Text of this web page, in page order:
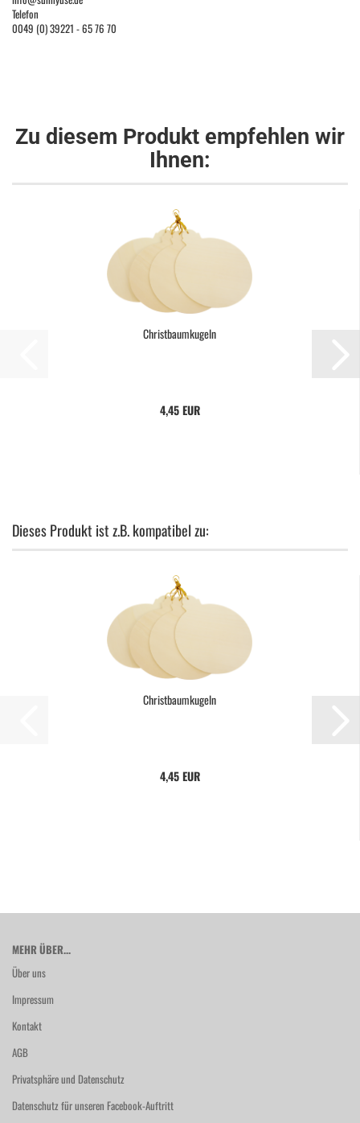
Telefon
0049 (0) 39221 - 65 76 70
Zu diesem Produkt empfehlen wir
Ihnen:
Christbaumkugeln
4,45 EUR
Dieses Produkt ist z.B. kompatibel zu:
Christbaumkugeln
4,45 EUR
MEHR ÜBER...
Über uns
Impressum
Kontakt
AGB
Privatsphäre und Datenschutz
Datenschutz für unseren Facebook-Auftritt